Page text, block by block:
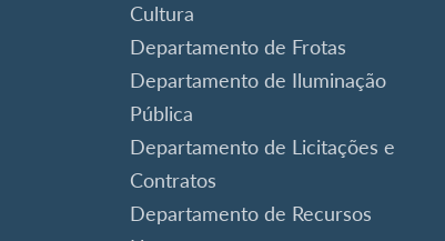
Cultura
Departamento de Frotas
Departamento de Iluminação
Pública
Departamento de Licitações e
Contratos
Departamento de Recursos